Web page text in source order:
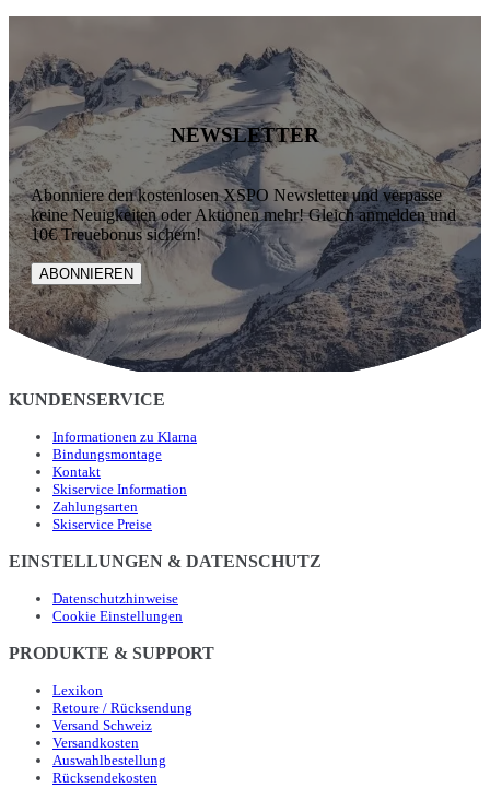
NEWSLETTER
Abonniere den kostenlosen XSPO Newsletter und verpasse
keine Neuigkeiten oder Aktionen mehr! Gleich anmelden und
10€ Treuebonus sichern!
ABONNIEREN
KUNDENSERVICE
Informationen zu Klarna
Bindungsmontage
Kontakt
Skiservice Information
Zahlungsarten
Skiservice Preise
EINSTELLUNGEN & DATENSCHUTZ
Datenschutzhinweise
Cookie Einstellungen
PRODUKTE & SUPPORT
Lexikon
Retoure / Rücksendung
Versand Schweiz
Versandkosten
Auswahlbestellung
Rücksendekosten